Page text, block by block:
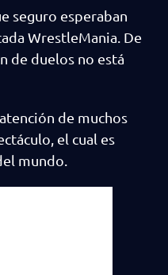
seguro esperaban
WrestleMania. De
de duelos no está
de muchos
el cual es
mundo.